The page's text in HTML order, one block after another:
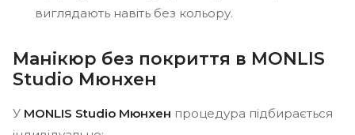
виглядають навіть без кольору.
Манікюр без покриття в MONLIS
Studio Мюнхен
У MONLIS Studio Мюнхен процедура підбирається